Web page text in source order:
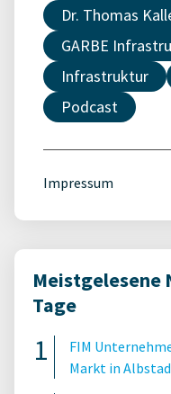
Dr. Thomas
GARBE
Infrastruktur
Podcast
Impressum
Meistgelesene
Tage
FIM
Markt in